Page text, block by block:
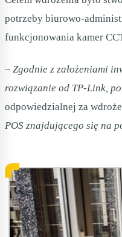
potrzeby biurowo-
funkcjonowania kamer
– Zgodnie z założeniami
rozwiązanie od TP-Link,
odpowiedzialnej za
POS znajdującego się na